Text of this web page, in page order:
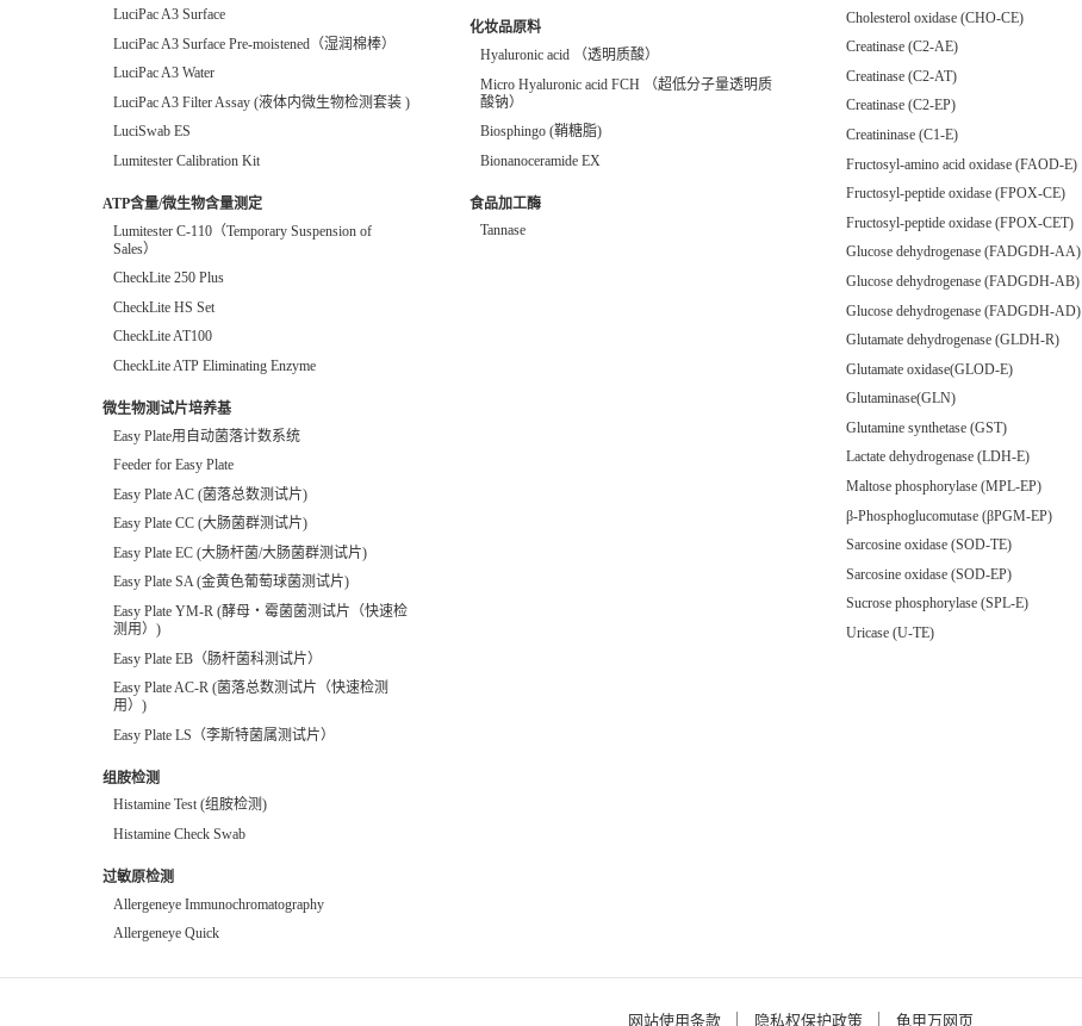
LuciPac A3 Surface
LuciPac A3 Surface Pre-moistened（湿润棉棒）
LuciPac A3 Water
LuciPac A3 Filter Assay (液体内微生物检测套装 )
LuciSwab ES
Lumitester Calibration Kit
ATP含量/微生物含量测定
Lumitester C-110（Temporary Suspension of
Sales）
CheckLite 250 Plus
CheckLite HS Set
CheckLite AT100
CheckLite ATP Eliminating Enzyme
微生物测试片培养基
Easy Plate用自动菌落计数系统
Feeder for Easy Plate
Easy Plate AC (菌落总数测试片)
Easy Plate CC (大肠菌群测试片)
Easy Plate EC (大肠杆菌/大肠菌群测试片)
Easy Plate SA (金黄色葡萄球菌测试片)
Easy Plate YM-R (酵母・霉菌菌测试片（快速检
测用）)
Easy Plate EB（肠杆菌科测试片）
Easy Plate AC-R (菌落总数测试片（快速检测
用）)
Easy Plate LS（李斯特菌属测试片）
组胺检测
Histamine Test (组胺检测)
Histamine Check Swab
过敏原检测
Allergeneye Immunochromatography
Allergeneye Quick
化妆品原料
Hyaluronic acid （透明质酸）
Micro Hyaluronic acid FCH （超低分子量透明质
酸钠）
Biosphingo (鞘糖脂)
Bionanoceramide EX
食品加工酶
Tannase
Cholesterol oxidase (CHO-CE)
Creatinase (C2-AE)
Creatinase (C2-AT)
Creatinase (C2-EP)
Creatininase (C1-E)
Fructosyl-amino acid oxidase (FAOD-E)
Fructosyl-peptide oxidase (FPOX-CE)
Fructosyl-peptide oxidase (FPOX-CET)
Glucose dehydrogenase (FADGDH-AA)
Glucose dehydrogenase (FADGDH-AB)
Glucose dehydrogenase (FADGDH-AD)
Glutamate dehydrogenase (GLDH-R)
Glutamate oxidase(GLOD-E)
Glutaminase(GLN)
Glutamine synthetase (GST)
Lactate dehydrogenase (LDH-E)
Maltose phosphorylase (MPL-EP)
β-Phosphoglucomutase (βPGM-EP)
Sarcosine oxidase (SOD-TE)
Sarcosine oxidase (SOD-EP)
Sucrose phosphorylase (SPL-E)
Uricase (U-TE)
网站使用条款 隐私权保护政策 龟甲万网页